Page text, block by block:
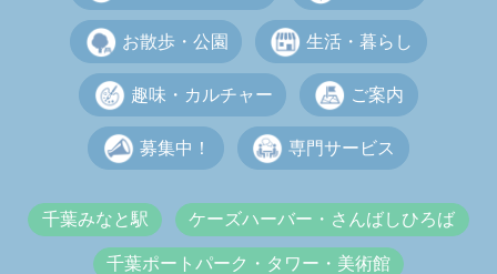
お散歩・公園 生活・暮らし
趣味・カルチャー ご案内
募集中！ 専門サービス
千葉みなと駅 ケーズハーバー・さんばしひろば
千葉ポートパーク・タワー・美術館